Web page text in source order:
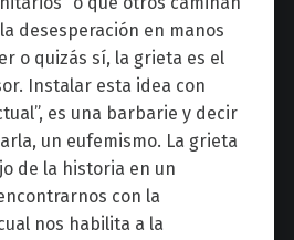
desesperación en manos
o quizás sí, la grieta es el
Instalar esta idea con
es una barbarie y decir
un eufemismo. La grieta
de la historia en un
con la
nos habilita a la